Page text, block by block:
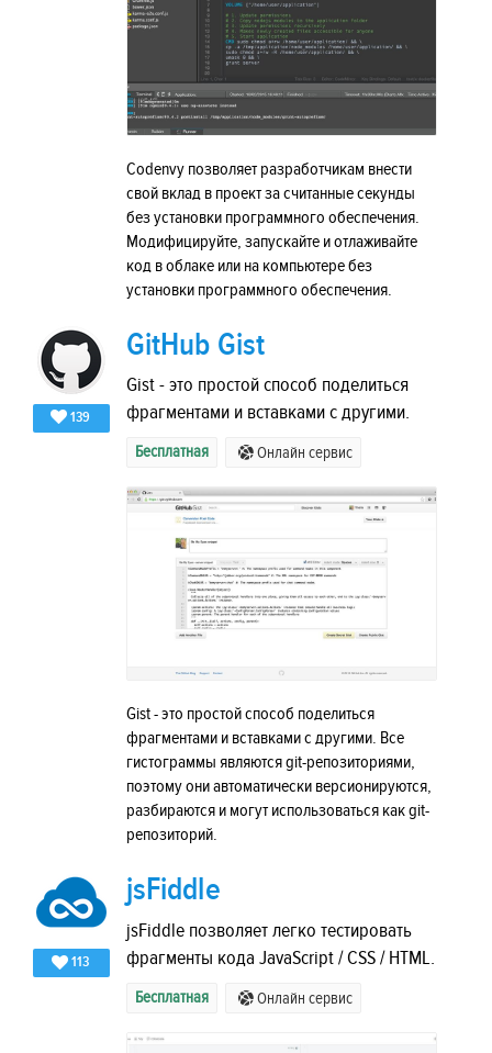
Codenvy позволяет разработчикам внести
свой вклад в проект за считанные секунды
без установки программного обеспечения.
Модифицируйте, запускайте и отлаживайте
код в облаке или на компьютере без
установки программного обеспечения.
139
GitHub Gist
Gist - это простой способ поделиться
фрагментами и вставками с другими.
Бесплатная Онлайн сервис
Gist - это простой способ поделиться
фрагментами и вставками с другими. Все
гистограммы являются git-репозиториями,
поэтому они автоматически версионируются,
разбираются и могут использоваться как git-
репозиторий.
113
jsFiddle
jsFiddle позволяет легко тестировать
фрагменты кода JavaScript / CSS / HTML.
Бесплатная Онлайн сервис